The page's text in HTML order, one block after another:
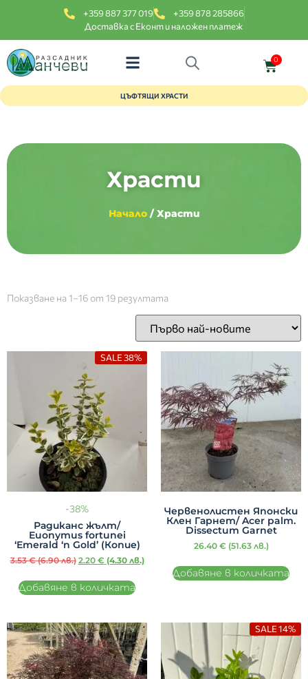
+359 887 377 019
+359 878 285866
Доставка с Еконт и наложен платеж
0
ЦЪФТЯЩИ ХРАСТИ
Храсти
Начало/ Храсти
Показване на 1–16 от 19 резултата
-38%
Радиканс жълт/
Euonymus fortunei
‘Emerald ‘n Gold’ (Копие)
SALE 38%
3.53€ (6.90 лв.) 2.20 € (4.30 лв.)
Добавяне в количката
Червенолистен Японски
Клен Гарнет/ Acer palm.
Dissectum Garnet
26.40 € (51.63 лв.)
Добавяне в количката
SALE 14%